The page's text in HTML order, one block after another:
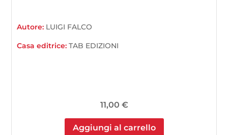
Autore: LUIGI FALCO
Casa editrice:TAB EDIZIONI
11,00 €
Aggiungi al carrello